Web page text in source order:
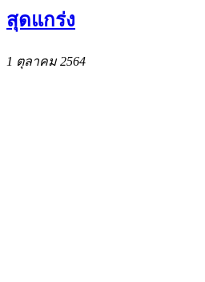
สุดแกร่ง
1 ตุลาคม 2564